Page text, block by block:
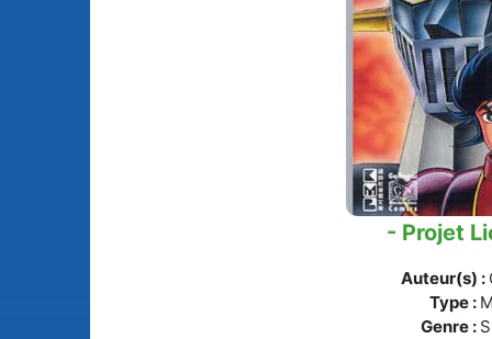
Animes abandonnés
Tous les animes (604)
Mangas terminés
(Publics) (88)
Mangas en pause
Mangas licenciés
Mangas
(0)
Tous les mangas
- Projet
Auteur(s) :
Type :
Genre :